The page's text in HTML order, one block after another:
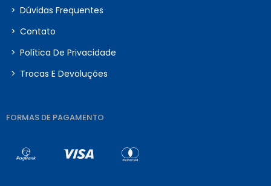
> Dúvidas Frequentes
> Contato
> Política De Privacidade
> Trocas E Devoluções
FORMAS DE PAGAMENTO